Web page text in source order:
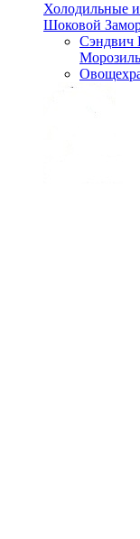
Холодильные
Шоковой
Сэндвич